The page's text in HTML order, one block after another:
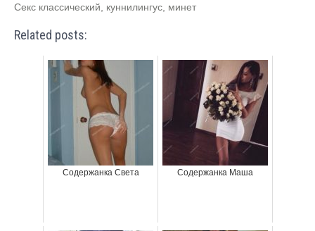
Секс классический, куннилингус, минет
Related posts:
Содержанка Света Содержанка Маша